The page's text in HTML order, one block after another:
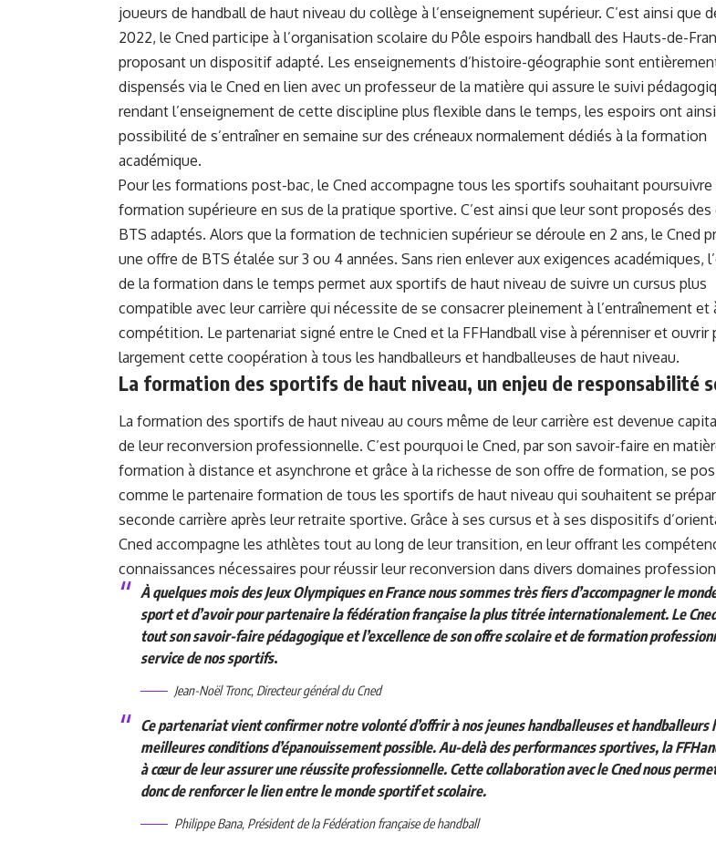
joueurs de handball de haut niveau du collège à l’enseignement supérieur. C’est ainsi que
2022, le Cned participe à l’organisation scolaire du Pôle espoirs handball des Hauts-de-
proposant un dispositif adapté. Les enseignements d’histoire-géographie sont
dispensés via le Cned en lien avec un professeur de la matière qui assure le suivi
rendant l’enseignement de cette discipline plus flexible dans le temps, les espoirs ont
possibilité de s’entraîner en semaine sur des créneaux normalement dédiés à la formation
académique.
Pour les formations post-bac, le Cned accompagne tous les sportifs souhaitant poursuivre
formation supérieure en sus de la pratique sportive. C’est ainsi que leur sont proposés des
BTS adaptés. Alors que la formation de technicien supérieur se déroule en 2 ans, le Cned
une offre de BTS étalée sur 3 ou 4 années. Sans rien enlever aux exigences académiques,
de la formation dans le temps permet aux sportifs de haut niveau de suivre un cursus plus
compatible avec leur carrière qui nécessite de se consacrer pleinement à l’entraînement et
compétition. Le partenariat signé entre le Cned et la FFHandball vise à pérenniser et ouvrir
largement cette coopération à tous les handballeurs et handballeuses de haut niveau.
La formation des sportifs de haut niveau, un enjeu de responsabilité
La formation des sportifs de haut niveau au cours même de leur carrière est devenue
de leur reconversion professionnelle. C’est pourquoi le Cned, par son savoir-faire en
formation à distance et asynchrone et grâce à la richesse de son offre de formation, se
comme le partenaire formation de tous les sportifs de haut niveau qui souhaitent se
seconde carrière après leur retraite sportive. Grâce à ses cursus et à ses dispositifs
Cned accompagne les athlètes tout au long de leur transition, en leur offrant les
connaissances nécessaires pour réussir leur reconversion dans divers domaines
À quelques mois des Jeux Olympiques en France nous sommes très fiers d’accompagner le
sport et d’avoir pour partenaire la fédération française la plus titrée internationalement. Le
tout son savoir-faire pédagogique et l’excellence de son offre scolaire et de formation
service de nos sportifs.
Jean-Noël Tronc, Directeur général du Cned
Ce partenariat vient confirmer notre volonté d’offrir à nos jeunes handballeuses et handballeurs
meilleures conditions d’épanouissement possible. Au-delà des performances sportives, la
à cœur de leur assurer une réussite professionnelle. Cette collaboration avec le Cned nous
donc de renforcer le lien entre le monde sportif et scolaire.
Philippe Bana, Président de la Fédération française de handball